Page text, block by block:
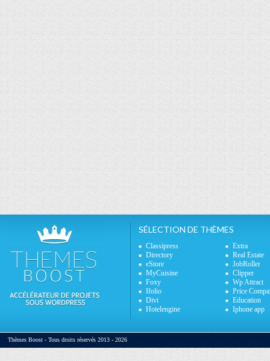
SÉLECTION DE THÈMES
Classipress
Extra
Directory
Real Estate
eStore
JobRoller
MyCuisine
Clipper
Foxy
Wp Attract
Ifolio
Price
Divi
Education
Hotelengine
Iphone app
Thèmes Boost - Tous droits réservés 2013 - 2026